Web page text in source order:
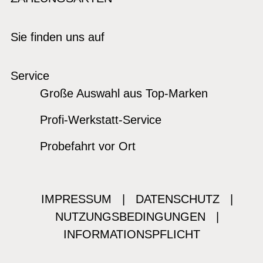
Sie finden uns auf
Service
Große Auswahl aus Top-Marken
Profi-Werkstatt-Service
Probefahrt vor Ort
IMPRESSUM DATENSCHUTZ
NUTZUNGSBEDINGUNGEN
INFORMATIONSPFLICHT